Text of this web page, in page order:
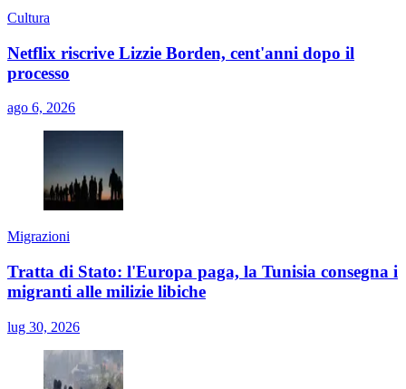
Cultura
Netflix riscrive Lizzie Borden, cent'anni dopo il
processo
ago 6, 2026
Migrazioni
Tratta di Stato: l'Europa paga, la Tunisia consegna i
migranti alle milizie libiche
lug 30, 2026